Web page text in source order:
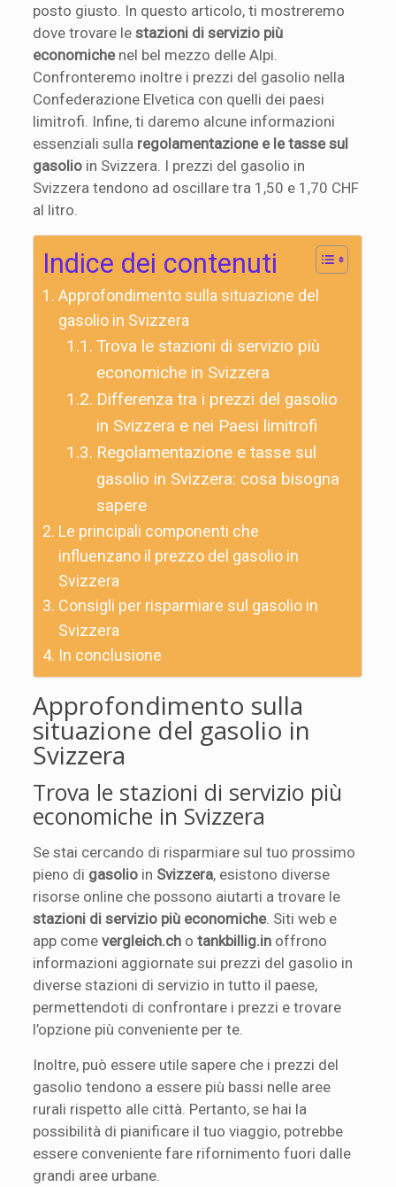
posto giusto. In questo articolo, ti mostreremo
dove trovare lestazioni di servizio più
economichenel bel mezzo delle Alpi.
Confronteremo inoltre i prezzi del gasolio nella
Confederazione Elvetica con quelli dei paesi
limitrofi. Infine, ti daremo alcune informazioni
essenziali sulla regolamentazione e le tasse sul
gasolio in Svizzera. I prezzi del gasolio in
Svizzera tendono ad oscillare tra 1,50 e 1,70 CHF
al litro.
Indice dei contenuti
Approfondimento sulla situazione del
gasolio in Svizzera
Trova le stazioni di servizio più
economiche in Svizzera
Differenza tra i prezzi del gasolio
in Svizzera e nei Paesi limitrofi
Regolamentazione e tasse sul
gasolio in Svizzera: cosa bisogna
sapere
Le principali componenti che
influenzano il prezzo del gasolio in
Svizzera
Consigli per risparmiare sul gasolio in
Svizzera
In conclusione
Approfondimento sulla
situazione del gasolio in
Svizzera
Trova le stazioni di servizio più
economiche in Svizzera
Se stai cercando di risparmiare sul tuo prossimo
pieno di gasolio in Svizzera, esistono diverse
risorse online che possono aiutarti a trovare le
stazioni di servizio più economiche. Siti web e
app comevergleich.ch otankbillig.in offrono
informazioni aggiornate sui prezzi del gasolio in
diverse stazioni di servizio in tutto il paese,
permettendoti di confrontare i prezzi e trovare
l’opzione più conveniente per te.
Inoltre, può essere utile sapere che i prezzi del
gasolio tendono a essere più bassi nelle aree
rurali rispetto alle città. Pertanto, se hai la
possibilità di pianificare il tuo viaggio, potrebbe
essere conveniente fare rifornimento fuori dalle
grandi aree urbane.